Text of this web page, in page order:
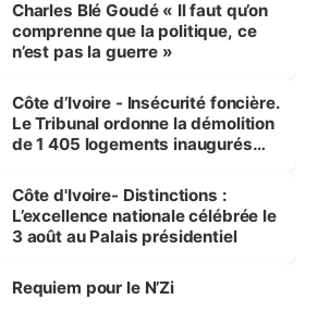
Charles Blé Goudé « Il faut qu’on
comprenne que la politique, ce
n’est pas la guerre »
Côte d’Ivoire - Insécurité foncière.
Le Tribunal ordonne la démolition
de 1 405 logements inaugurés
Bassam
Côte d'Ivoire- Distinctions :
L’excellence nationale célébrée le
3 août au Palais présidentiel
Requiem pour le N’Zi